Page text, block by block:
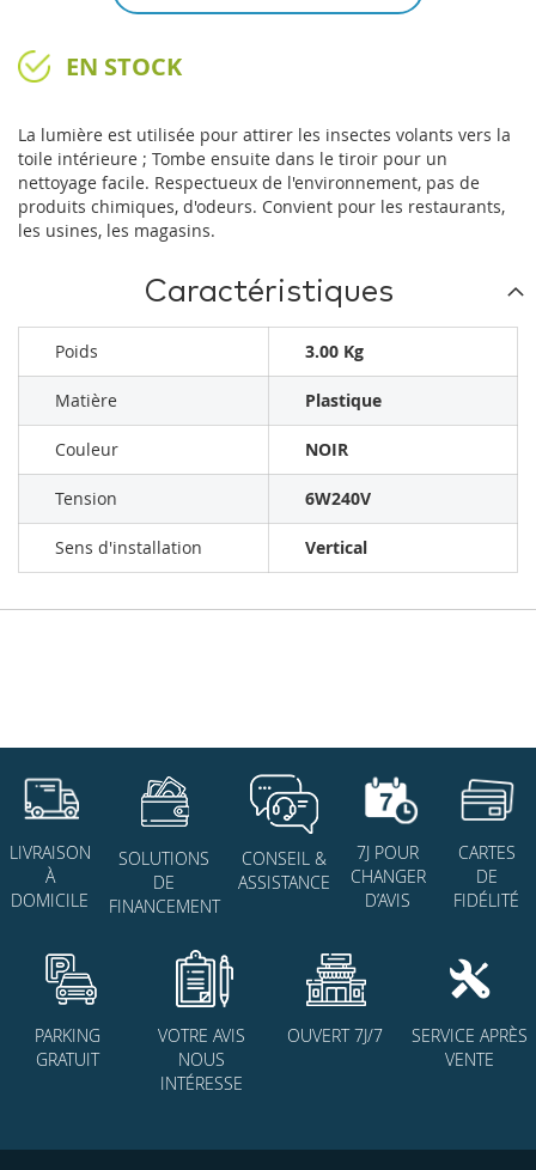
EN STOCK
La lumière est utilisée pour attirer les insectes volants vers la
toile intérieure ; Tombe ensuite dans le tiroir pour un
nettoyage facile. Respectueux de l'environnement, pas de
produits chimiques, d'odeurs. Convient pour les restaurants,
les usines, les magasins.
Caractéristiques
Poids 3.00 Kg
Matière Plastique
Couleur NOIR
Tension 6W240V
Sens d'installation Vertical
LIVRAISON
À
DOMICILE
SOLUTIONS
DE
FINANCEMENT
CONSEIL &
ASSISTANCE
7J POUR
CHANGER
D’AVIS
CARTES
DE
FIDÉLITÉ
PARKING
GRATUIT
VOTRE AVIS
NOUS
INTÉRESSE
OUVERT 7J/7
SERVICE APRÈS
VENTE